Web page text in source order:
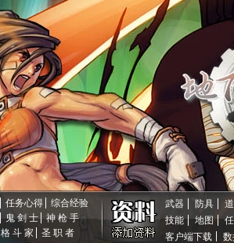
任务心得
综合经验
鬼 剑 士
神 枪 手
格 斗 家 圣 职 者
武器 防具
技能
地图
客户端下载